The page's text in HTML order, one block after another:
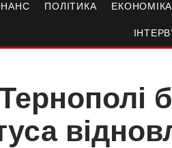
ПОЛІТИКА ЕКОНОМІКА